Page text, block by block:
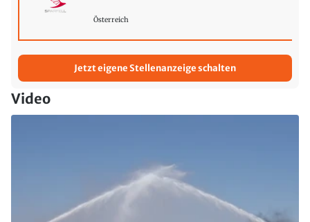
Österreich
Jetzt eigene Stellenanzeige schalten
Video